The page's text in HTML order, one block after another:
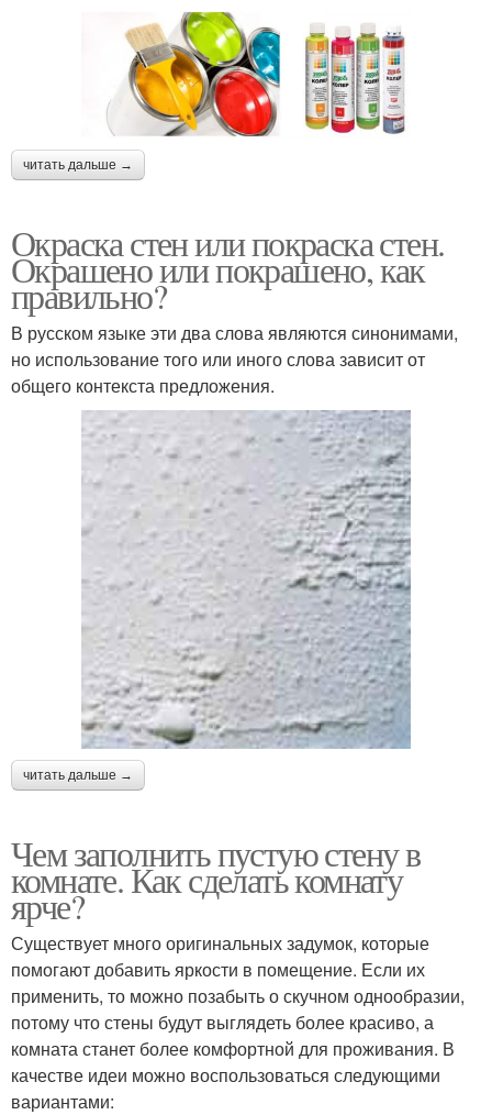
читать дальше →
Окраска стен или покраска стен.
Окрашено или покрашено, как
правильно?
В русском языке эти два слова являются синонимами,
но использование того или иного слова зависит от
общего контекста предложения.
читать дальше →
Чем заполнить пустую стену в
комнате. Как сделать комнату
ярче?
Существует много оригинальных задумок, которые
помогают добавить яркости в помещение. Если их
применить, то можно позабыть о скучном однообразии,
потому что стены будут выглядеть более красиво, а
комната станет более комфортной для проживания. В
качестве идеи можно воспользоваться следующими
вариантами: